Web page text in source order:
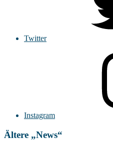
Twitter
Instagram
Ältere „News“